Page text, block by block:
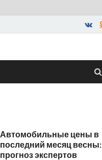
Автомобильные цены в
последний месяц весны:
прогноз экспертов